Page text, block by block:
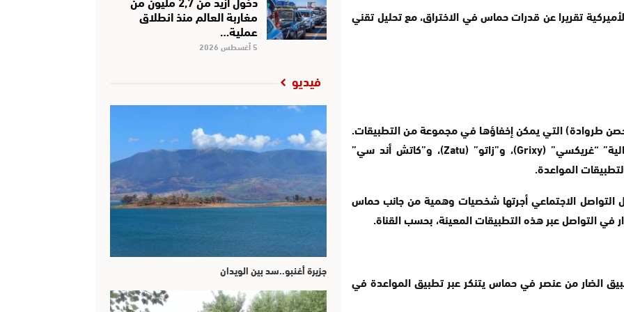
تقريرا عن قدرات حماس في الاختراق، مع تحليل تقني
طروادة) التي يمكن إخفاؤها في مجموعة من التطبيقات.
“غريكسي” (Grixy)، و”زاتو” (Zatu)، و”كاتش أند سي”
المواعدة.
التواصل الاجتماعي أجرتها شخصيات وهمية من جانب حماس
في التواصل عبر هذه التطبيقات المعينة، بحسب القناة.
الضار من عنصر في حماس يتنكر عبر تطبيق المواعدة في
مغاربة العالم منذ انطلاق
عملية…
5 أغسطس 2026
فيديو
جزيرة أغنبو..سد بين الويدان